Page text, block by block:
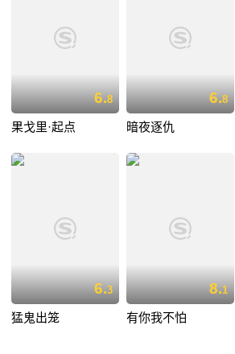
6.8
果戈里·起点
6.8
暗夜逐仇
6.3
猛鬼出笼
8.1
有你我不怕